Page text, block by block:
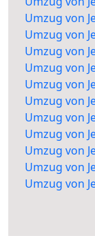
Umzug von
Umzug von
Umzug von
Umzug von
Umzug von
Umzug von
Umzug von
Umzug von
Umzug von
Umzug von
Umzug von